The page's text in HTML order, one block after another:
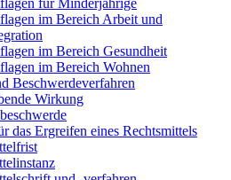
im Bereich Arbeit und
im Bereich Gesundheit
im Bereich Wohnen
Beschwerdeverfahren
Wirkung
das Ergreifen eines Rechtsmittels